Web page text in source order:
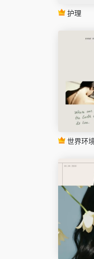
护理
世界环